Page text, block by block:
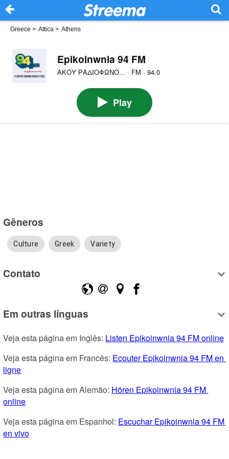
Greece > Attica > Athens
Epikoinwnia 94 FM
ΑΚΟΥ ΡΑΔΙΟΦΩΝΟ... · FM · 94.0
Play
Gêneros
Culture Greek Variety
Contato
Em outras línguas
Veja esta página em Inglês: Listen Epikoinwnia 94 FM online
Veja esta página em Francês: Ecouter Epikoinwnia 94 FM en
ligne
Veja esta página em Alemão: Hören Epikoinwnia 94 FM
online
Veja esta página em Espanhol: Escuchar Epikoinwnia 94 FM
en vivo